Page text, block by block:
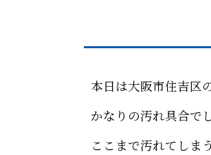
本日は大阪市住吉区
かなりの汚れ具合で
ここまで汚れてしま